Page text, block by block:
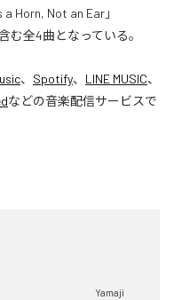
Horn, Not an Ear」
む全4曲となっている。
、 Spotify、 LINE MUSIC、
などの音楽配信サービスで
Yamaji